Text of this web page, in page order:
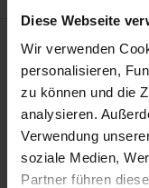
Diese Webseite
Wir verwenden
personalisieren,
zu können und die
analysieren.
Verwendung
soziale Medien,
Partner führen
Beschreibung
Zu den Aufgaben
Jugendlichen
Alltag ihnen
Umweltbildung